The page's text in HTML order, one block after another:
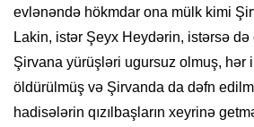
evlənəndə hökmdar ona mülk kimi
Lakin, istər Şeyx Heydərin, istərsə
Şirvana yürüşləri ugursuz olmuş, hər
öldürülmüş və Şirvanda da dəfn
hadisələrin qızılbaşların xeyrinə